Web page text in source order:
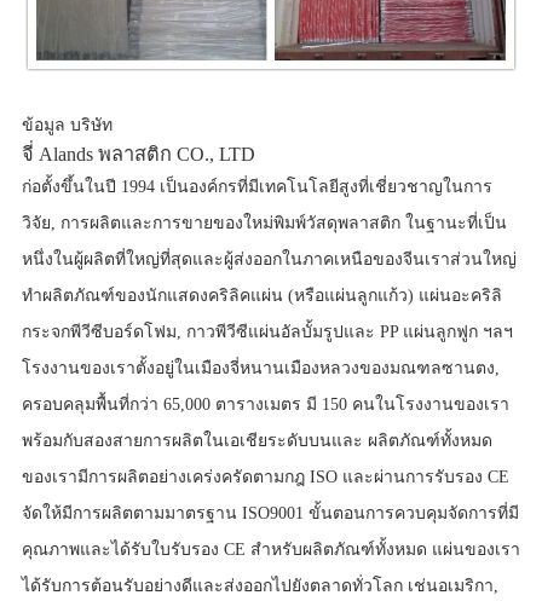
ข้อมูล บริษัท
จี่ Alands พลาสติก CO., LTD
ก่อตั้งขึ้นในปี 1994 เป็นองค์กรที่มีเทคโนโลยีสูงที่เชี่ยวชาญในการ
วิจัย, การผลิตและการขายของใหม่พิมพ์วัสดุพลาสติก ในฐานะที่เป็น
หนึ่งในผู้ผลิตที่ใหญ่ที่สุดและผู้ส่งออกในภาคเหนือของจีนเราส่วนใหญ่
ทำผลิตภัณฑ์ของนักแสดงคริลิคแผ่น (หรือแผ่นลูกแก้ว) แผ่นอะคริลิ
กระจกพีวีซีบอร์ดโฟม, กาวพีวีซีแผ่นอัลบั้มรูปและ PP แผ่นลูกฟูก ฯลฯ
โรงงานของเราตั้งอยู่ในเมืองจี่หนานเมืองหลวงของมณฑลซานตง,
ครอบคลุมพื้นที่กว่า 65,000 ตารางเมตร มี 150 คนในโรงงานของเรา
พร้อมกับสองสายการผลิตในเอเชียระดับบนและ ผลิตภัณฑ์ทั้งหมด
ของเรามีการผลิตอย่างเคร่งครัดตามกฎ ISO และผ่านการรับรอง CE
จัดให้มีการผลิตตามมาตรฐาน ISO9001 ขั้นตอนการควบคุมจัดการที่มี
คุณภาพและได้รับใบรับรอง CE สำหรับผลิตภัณฑ์ทั้งหมด แผ่นของเรา
ได้รับการต้อนรับอย่างดีและส่งออกไปยังตลาดทั่วโลก เช่นอเมริกา,